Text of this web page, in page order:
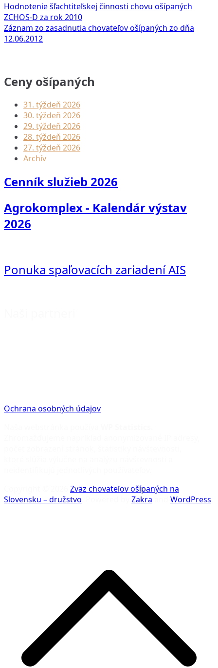
Hodnotenie šľachtiteľskej činnosti chovu ošípaných
ZCHOS-D za rok 2010
Záznam zo zasadnutia chovateľov ošípaných zo dňa
12.06.2012
Ceny ošípaných
31. týždeň 2026
30. týždeň 2026
29. týždeň 2026
28. týždeň 2026
27. týždeň 2026
Archív
Cenník služieb 2026
Agrokomplex - Kalendár výstav
2026
Ponuka spaľovacích zariadení AIS
Ochrana osobných údajov
Zväz chovateľov ošípaných na
Slovensku – družstvo
Zakra WordPress